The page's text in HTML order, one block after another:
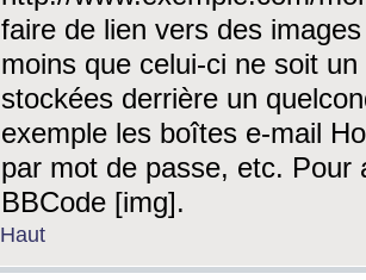
faire de lien vers des
moins que celui-ci ne soit
stockées derrière un
exemple les boîtes e-mail
par mot de passe, etc. Pour
BBCode [img].
Haut